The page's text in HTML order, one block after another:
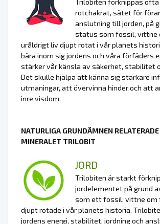
rotchakrat, sätet för
anslutning till jorden, på
status som fossil, vittne
uråldrigt liv djupt rotat i vår planets
bära inom sig jordens och våra förfäders
stärker vår känsla av säkerhet, stabilitet
Det skulle hjälpa att känna sig starkare
utmaningar, att övervinna hinder och att
inre visdom.
NATURLIGA GRUNDÄMNEN
MINERALET TRILOBIT
JORD
Trilobiten är starkt
jordelementet på grund
som ett fossil, vittne om
djupt rotade i vår planets historia.
jordens energi, stabilitet, jordning och